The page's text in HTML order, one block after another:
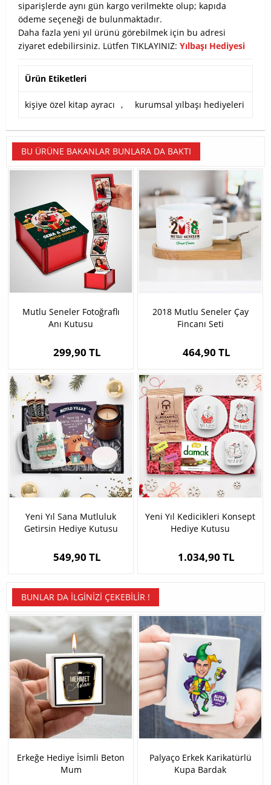
siparişlerde aynı gün kargo verilmekte olup; kapıda
ödeme seçeneği de bulunmaktadır.
Daha fazla yeni yıl ürünü görebilmek için bu adresi
ziyaret edebilirsiniz. Lütfen TIKLAYINIZ: Yılbaşı Hediyesi
Ürün Etiketleri
kişiye özel kitap ayracı , kurumsal yılbaşı hediyeleri
BU ÜRÜNE BAKANLAR BUNLARA DA BAKTI
Mutlu Seneler Fotoğraflı
Anı Kutusu
299,90 TL
2018 Mutlu Seneler Çay
Fincanı Seti
464,90 TL
Yeni Yıl Sana Mutluluk
Getirsin Hediye Kutusu
549,90 TL
Yeni Yıl Kedicikleri Konsept
Hediye Kutusu
1.034,90 TL
BUNLAR DA İLGINIZI ÇEKEBILIR !
Erkeğe Hediye İsimli Beton
Mum
Palyaço Erkek Karikatürlü
Kupa Bardak